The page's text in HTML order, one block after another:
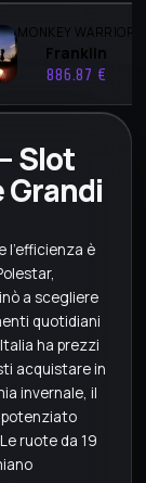
MONKEY WARRIOR
Franklin
886.87 €
Slot
Grandi
l'efficienza è
a scegliere
quotidiani
ha prezzi
acquistare in
invernale, il
potenziato
ruote da 19